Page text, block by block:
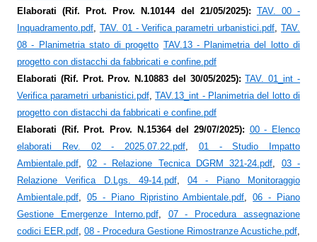
Elaborati (Rif. Prot. Prov. N.10144 del 21/05/2025): TAV. 00 -
Inquadramento.pdf, TAV. 01 - Verifica parametri urbanistici.pdf,TAV.
08 - Planimetria stato di progetto TAV.13 - Planimetria del lotto di
progetto con distacchi da fabbricati e confine.pdf
Elaborati (Rif. Prot. Prov. N.10883 del 30/05/2025):TAV. 01_int -
Verifica parametri urbanistici.pdf,TAV.13_int - Planimetria del lotto di
progetto con distacchi da fabbricati e confine.pdf
Elaborati (Rif. Prot. Prov. N.15364 del 29/07/2025): 00 - Elenco
elaborati Rev. 02 - 2025.07.22.pdf, 01 - Studio Impatto
Ambientale.pdf,02 - Relazione Tecnica DGRM 321-24.pdf, 03 -
Relazione Verifica D.Lgs. 49-14.pdf,04 - Piano Monitoraggio
Ambientale.pdf, 05 - Piano Ripristino Ambientale.pdf,06 - Piano
Gestione Emergenze Interno.pdf, 07 - Procedura assegnazione
codici EER.pdf, 08 - Procedura Gestione Rimostranze Acustiche.pdf,